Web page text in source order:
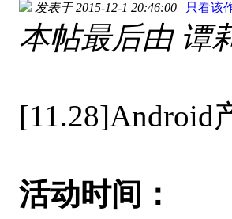
发表于 2015-12-1 20:46:00 | 只看该
本帖最后由 谭
[11.28]Android
活动时间：